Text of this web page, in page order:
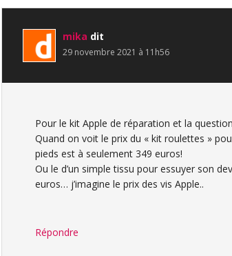
du
lecteur
mika dit
29 novembre 2021 à 11h56
Pour le kit Apple de réparation et la
Quand on voit le prix du « kit roulettes »
pieds est à seulement 349 euros!
Ou le d’un simple tissu pour essuyer son
euros… j’imagine le prix des vis Apple..
Répondre